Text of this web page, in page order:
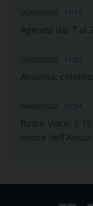
06/08/2026 11:11
Agenda dal 7 al
06/08/2026 11:01
Assunta:
06/08/2026 10:34
Radio Voce: il
onore